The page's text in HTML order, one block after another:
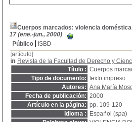
Cuerpos marcados: violencia doméstica
17 (ene.-jun., 2000)
Público
ISBD
[artículo]
in Revista de la Facultad de Derecho y
Título : Cuerpos
Tipo de documento: texto impreso
Autores: Ana María
Fecha de publicación: 2000
Artículo en la página: pp. 109-120
Idioma :
Español (spa)